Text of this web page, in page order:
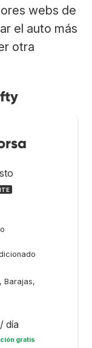
webs de
el auto más
otra
Barajas,
/ día
gratis